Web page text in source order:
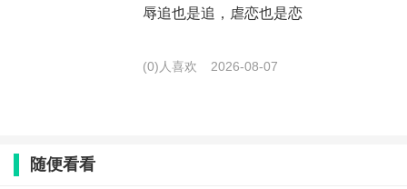
辱追也是追，虐恋也是恋
(0)人喜欢 2026-08-07
随便看看